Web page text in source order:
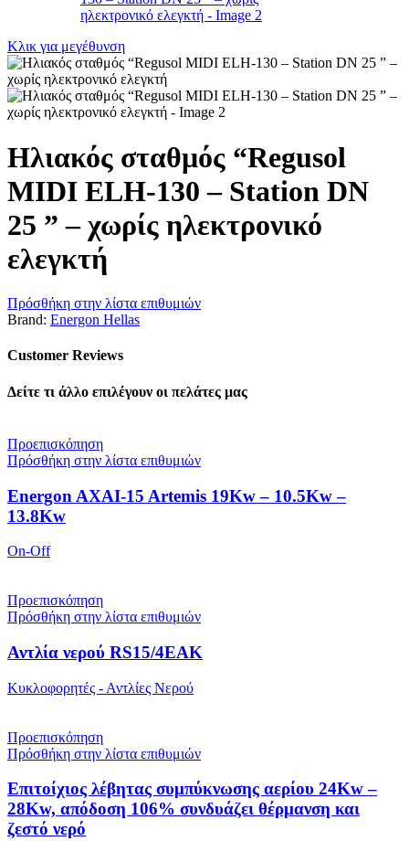
Κλικ για μεγέθυνση
Ηλιακός σταθμός “Regusol
MIDI ELH-130 – Station DN
25 ” – χωρίς ηλεκτρονικό
ελεγκτή
Πρόσθήκη στην λίστα επιθυμιών
Brand: Energon Hellas
Customer Reviews
Δείτε τι άλλο επιλέγουν οι πελάτες μας
Προεπισκόπηση
Πρόσθήκη στην λίστα επιθυμιών
Energon AXAI-15 Artemis 19Kw – 10.5Kw –
13.8Kw
On-Off
Προεπισκόπηση
Πρόσθήκη στην λίστα επιθυμιών
Αντλία νερού RS15/4EAK
Κυκλοφορητές - Αντλίες Νερού
Προεπισκόπηση
Πρόσθήκη στην λίστα επιθυμιών
Επιτοίχιος λέβητας συμπύκνωσης αερίου 24Kw –
28Kw, απόδοση 106% συνδυάζει θέρμανση και
ζεστό νερό